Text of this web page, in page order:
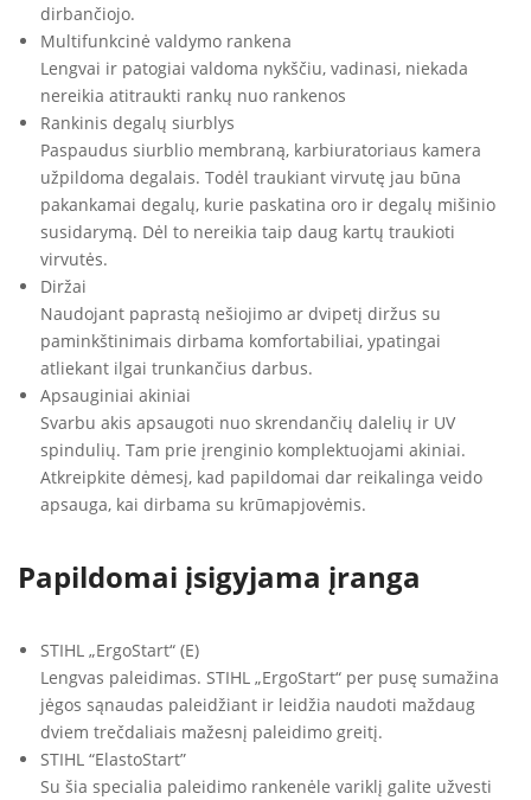
dirbančiojo.
Multifunkcinė valdymo rankena
Lengvai ir patogiai valdoma nykščiu, vadinasi, niekada
nereikia atitraukti rankų nuo rankenos
Rankinis degalų siurblys
Paspaudus siurblio membraną, karbiuratoriaus kamera
užpildoma degalais. Todėl traukiant virvutę jau būna
pakankamai degalų, kurie paskatina oro ir degalų mišinio
susidarymą. Dėl to nereikia taip daug kartų traukioti
virvutės.
Diržai
Naudojant paprastą nešiojimo ar dvipetį diržus su
paminkštinimais dirbama komfortabiliai, ypatingai
atliekant ilgai trunkančius darbus.
Apsauginiai akiniai
Svarbu akis apsaugoti nuo skrendančių dalelių ir UV
spindulių. Tam prie įrenginio komplektuojami akiniai.
Atkreipkite dėmesį, kad papildomai dar reikalinga veido
apsauga, kai dirbama su krūmapjovėmis.
Papildomai įsigyjama įranga
STIHL „ErgoStart“ (E)
Lengvas paleidimas. STIHL „ErgoStart“ per pusę sumažina
jėgos sąnaudas paleidžiant ir leidžia naudoti maždaug
dviem trečdaliais mažesnį paleidimo greitį.
STIHL “ElastoStart”
Su šia specialia paleidimo rankenėle variklį galite užvesti